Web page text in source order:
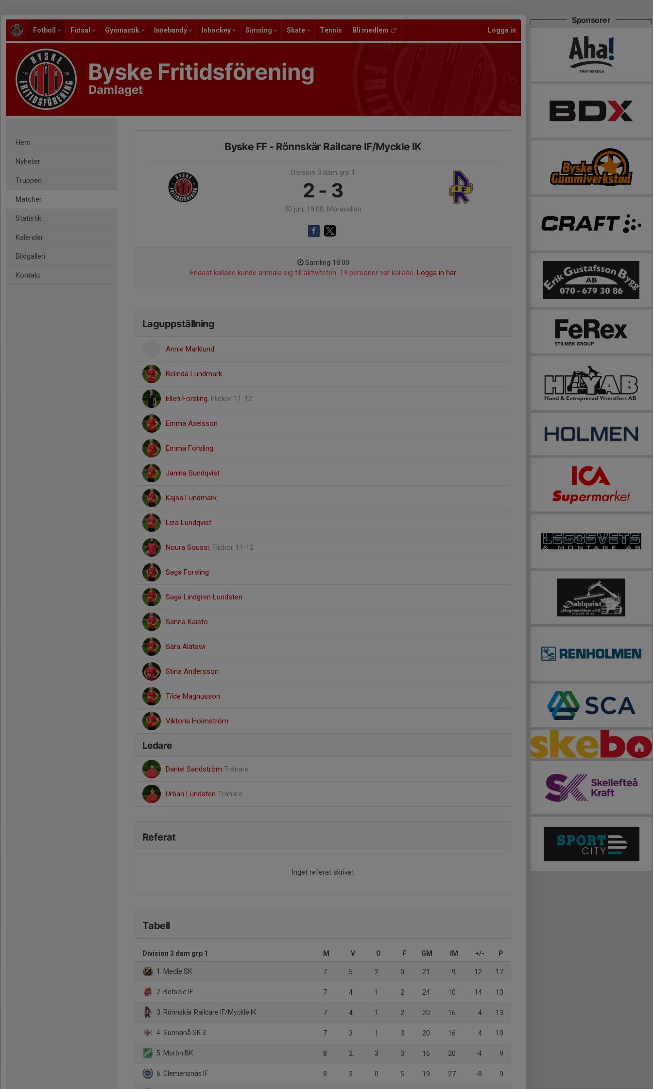
Fotboll Futsal Gymnastik Innebandy Ishockey Simning Skate Tennis Bli medlem Logga in
Byske Fritidsförening
Damlaget
Hem
Nyheter
Truppen
Matcher
Statistik
Kalender
Bildgalleri
Kontakt
Byske FF - Rönnskär Railcare IF/Myckle IK
Division 3 dam grp 1
2 - 3
30 jun, 19:00, Moravallen
Samling 18:00
Endast kallade kunde anmäla sig till aktiviteten. 19 personer var kallade. Logga in här
Laguppställning
Annie Marklund
Belinda Lundmark
Ellen Forsling, Flickor 11-12
Emma Axelsson
Emma Forsling
Janina Sundqvist
Kajsa Lundmark
Liza Lundqvist
Noura Soussi, Flickor 11-12
Saga Forsling
Saga Lindgren Lundsten
Sanna Kaisto
Sara Alatawi
Stina Andersson
Tilde Magnusson
Viktoria Holmström
Ledare
Daniel Sandström Tränare
Urban Lundsten Tränare
Referat
Inget referat skrivet
Tabell
Division 3 dam grp 1 M V O F GM IM +/- P
1. Medle SK 7 5 2 0 21 9 12 17
2. Betsele IF 7 4 1 2 24 10 14 13
3. Rönnskär Railcare IF/Myckle IK 7 4 1 2 20 16 4 13
4. Sunnanå SK 3 7 3 1 3 20 16 4 10
5. Morön BK 8 2 3 3 16 20 -4 9
6. Clemensnäs IF 8 3 0 5 19 27 -8 9
Sponsorer